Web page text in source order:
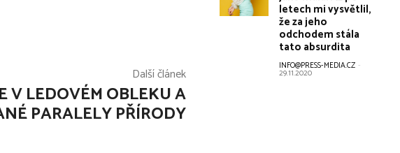
Další článek
V LEDOVÉM OBLEKU A
PARALELY PŘÍRODY
letech mi vysvětlil,
že za jeho
odchodem stála
tato absurdita
INFO@PRESS-MEDIA.CZ -
29.11.2020